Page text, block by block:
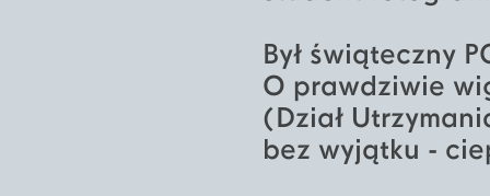
Był świąteczny
O prawdziwie
(Dział
bez wyjątku -